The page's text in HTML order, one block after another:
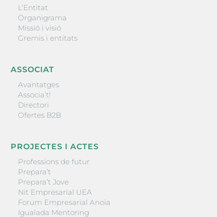
L’Entitat
Organigrama
Missió i visió
Gremis i entitats
ASSOCIAT
Avantatges
Associa’t!
Directori
Ofertes B2B
PROJECTES I ACTES
Professions de futur
Prepara’t
Prepara’t Jove
Nit Empresarial UEA
Forum Empresarial Anoia
Igualada Mentoring